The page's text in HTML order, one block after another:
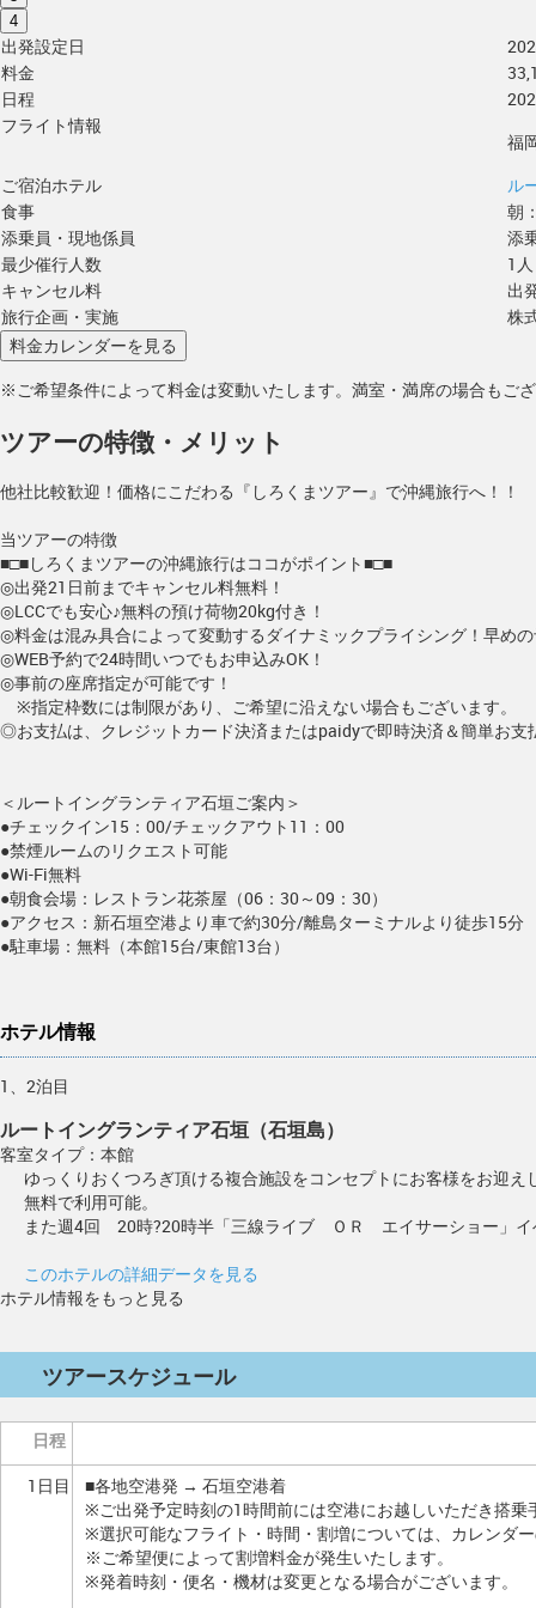
4
出発設定日
料金
日程
フライト情報
福
ご宿泊ホテル
ル
食事
朝
添乗員・現地係員
添
最少催行人数
1人
キャンセル料
出
旅行企画・実施
株
※ご希望条件によって料金は変動いたします。満室・満席の場合もご
ツアーの特徴・メリット
他社比較歓迎！価格にこだわる『しろくまツアー』で沖縄旅行へ！！
当ツアーの特徴
■□■しろくまツアーの沖縄旅行はココがポイント■□■
◎出発21日前までキャンセル料無料！
◎LCCでも安心♪無料の預け荷物20kg付き！
◎料金は混み具合によって変動するダイナミックプライシング！早め
◎WEB予約で24時間いつでもお申込みOK！
◎事前の座席指定が可能です！
※指定枠数には制限があり、ご希望に沿えない場合もございます。
◎お支払は、クレジットカード決済またはpaidyで即時決済＆簡単お支
＜ルートイングランティア石垣ご案内＞
●チェックイン15：00/チェックアウト11：00
●禁煙ルームのリクエスト可能
●Wi-Fi無料
●朝食会場：レストラン花茶屋（06：30～09：30）
●アクセス：新石垣空港より車で約30分/離島ターミナルより徒歩15分
●駐車場：無料（本館15台/東館13台）
ホテル情報
1、2泊目
ルートイングランティア石垣（石垣島）
客室タイプ：本館
ゆっくりおくつろぎ頂ける複合施設をコンセプトにお客様をお迎
無料で利用可能。
また週4回 20時?20時半「三線ライブ ＯＲ エイサーショー」イ
このホテルの詳細データを見る
ホテル情報をもっと見る
ツアースケジュール
日程
1日目
■各地空港発 → 石垣空港着
※ご出発予定時刻の1時間前には空港にお越しいただき搭乗
※選択可能なフライト・時間・割増については、カレンダ
※ご希望便によって割増料金が発生いたします。
※発着時刻・便名・機材は変更となる場合がございます。